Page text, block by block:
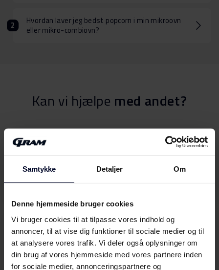
Samtykke Detaljer Om
Denne hjemmeside bruger cookies
Vi bruger cookies til at tilpasse vores indhold og
annoncer, til at vise dig funktioner til sociale medier og til
at analysere vores trafik. Vi deler også oplysninger om
din brug af vores hjemmeside med vores partnere inden
for sociale medier, annonceringspartnere og
Hvordan laver jeg bedst popcorn i min mikroovn
eller mikro-combiovn?
Kan vi hjælpe med andet?
Vælg
Anmod om service
Bestil Garanti- og servicebesøg
Vælg